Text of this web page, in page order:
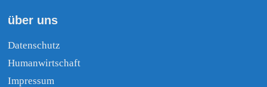
über uns
Datenschutz
Humanwirtschaft
Impressum